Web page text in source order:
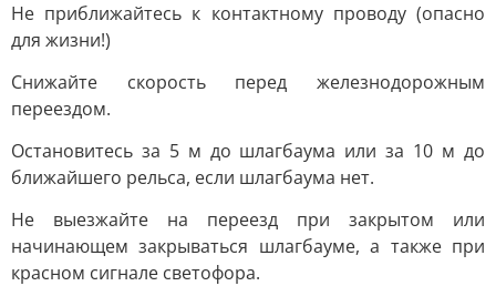
Не приближайтесь к контактному проводу (опасно
для жизни!)
Снижайте скорость перед железнодорожным
переездом.
Остановитесь за 5 м до шлагбаума или за 10 м до
ближайшего рельса, если шлагбаума нет.
Не выезжайте на переезд при закрытом или
начинающем закрываться шлагбауме, а также при
красном сигнале светофора.